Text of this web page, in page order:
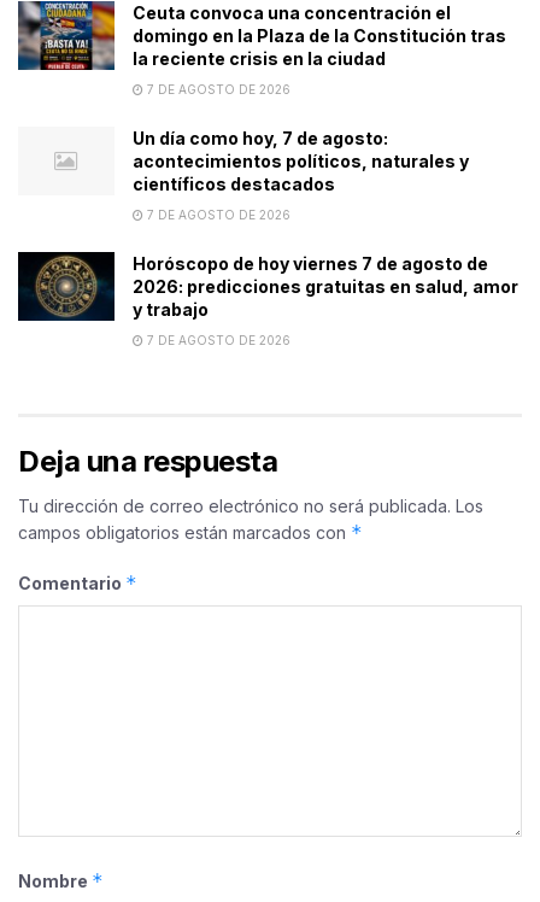
Ceuta convoca una concentración el
domingo en la Plaza de la Constitución tras
la reciente crisis en la ciudad
7 DE AGOSTO DE 2026
Un día como hoy, 7 de agosto:
acontecimientos políticos, naturales y
científicos destacados
7 DE AGOSTO DE 2026
Horóscopo de hoy viernes 7 de agosto de
2026: predicciones gratuitas en salud, amor
y trabajo
7 DE AGOSTO DE 2026
Deja una respuesta
Tu dirección de correo electrónico no será publicada. Los
campos obligatorios están marcados con *
Comentario *
Nombre *